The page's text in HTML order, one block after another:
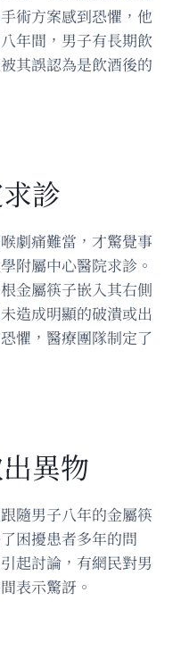
術方案感到恐懼，他
年間，男子有長期飲
其誤認為是飲酒後的
診
劇痛難當，才驚覺事
附屬中心醫院求診。
金屬筷子嵌入其右側
造成明顯的破潰或出
懼，醫療團隊制定了
異物
隨男子八年的金屬筷
困擾患者多年的問
起討論，有網民對男
表示驚訝。